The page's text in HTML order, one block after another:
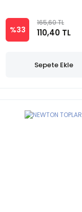
%33
165,60 TL
110,40 TL
Sepete Ekle